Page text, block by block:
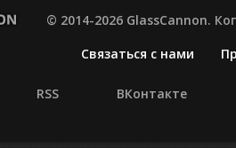
© 2014-2026 GlassCannon.
Связаться с нами
RSS ВКонтакте